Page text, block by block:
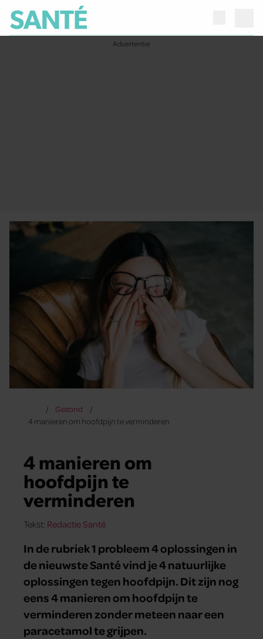
Gezond
4 manieren om hoofdpijn te verminderen
4 manieren om
hoofdpijn te
verminderen
Tekst: Redactie Santé
In de rubriek 1 probleem 4 oplossingen in
de nieuwste Santé vind je 4 natuurlijke
oplossingen tegen hoofdpijn. Dit zijn nog
eens 4 manieren om hoofdpijn te
verminderen zonder meteen naar een
paracetamol te grijpen.